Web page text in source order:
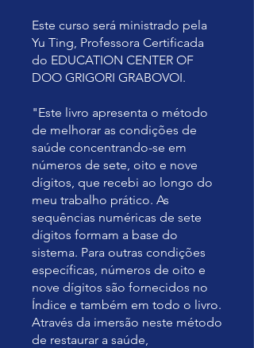
Este curso será ministrado pela
Yu Ting, Professora Certificada
do EDUCATION CENTER OF
DOO GRIGORI GRABOVOI.
"Este livro apresenta o método
de melhorar as condições de
saúde concentrando-se em
números de sete, oito e nove
dígitos, que recebi ao longo do
meu trabalho prático. As
sequências numéricas de sete
dígitos formam a base do
sistema. Para outras condições
específicas, números de oito e
nove dígitos são fornecidos no
Índice e também em todo o livro.
Através da imersão neste método
de restaurar a saúde,